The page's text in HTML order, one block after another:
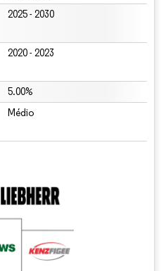
2025 - 2030
2020 - 2023
5.00%
Médio